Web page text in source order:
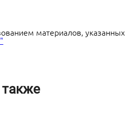
материалов, указанных